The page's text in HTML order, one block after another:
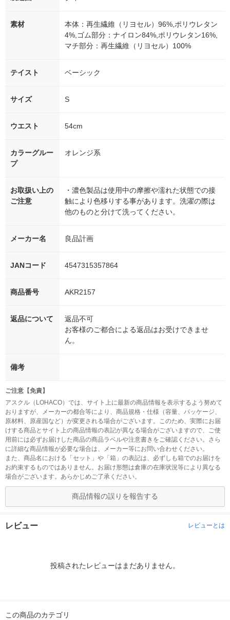
素材
本体：再生繊維（リヨセル）96%,ポリウレタン
4%,ゴム部分：ナイロン84%,ポリウレタン16%,
マチ部分：再生繊維（リヨセル）100%
テイスト ベーシック
サイズ S
ウエスト 54cm
カラーグルー
プ
オレンジ系
お取扱い上の
ご注意
・濃色製品は使用中の摩擦や濡れた状態での接
触により色移りする事があります。洗濯の際は
他のものと分けて洗ってください。
メーカー名 良品計画
JANコード 4547315357864
商品番号 AKR2157
返品について
返品不可
お客様のご都合による返品はお受けできませ
ん。
備考
ご注意【免責】
アスクル（LOHACO）では、サイト上に最新の商品情報を表示するよう努めて
おりますが、メーカーの都合等により、商品規格・仕様（容量、パッケージ、
原材料、原産国など）が変更される場合がございます。このため、実際にお届
けする商品とサイト上の商品情報の表記が異なる場合がございますので、ご使
用前には必ずお届けした商品の商品ラベルや注意書きをご確認ください。さら
に詳細な商品情報が必要な場合は、メーカー等にお問い合わせください。
また、商品名における「セット」や「箱」の表記は、必ずしも箱でのお届けを
お約束するものではありません。お届け形態は倉庫の在庫状況等により異なる
場合がございます。あらかじめご了承ください。
商品情報の誤りを報告する
レビュー レビューとは
投稿されたレビューはまだありません。
この商品のカテゴリ